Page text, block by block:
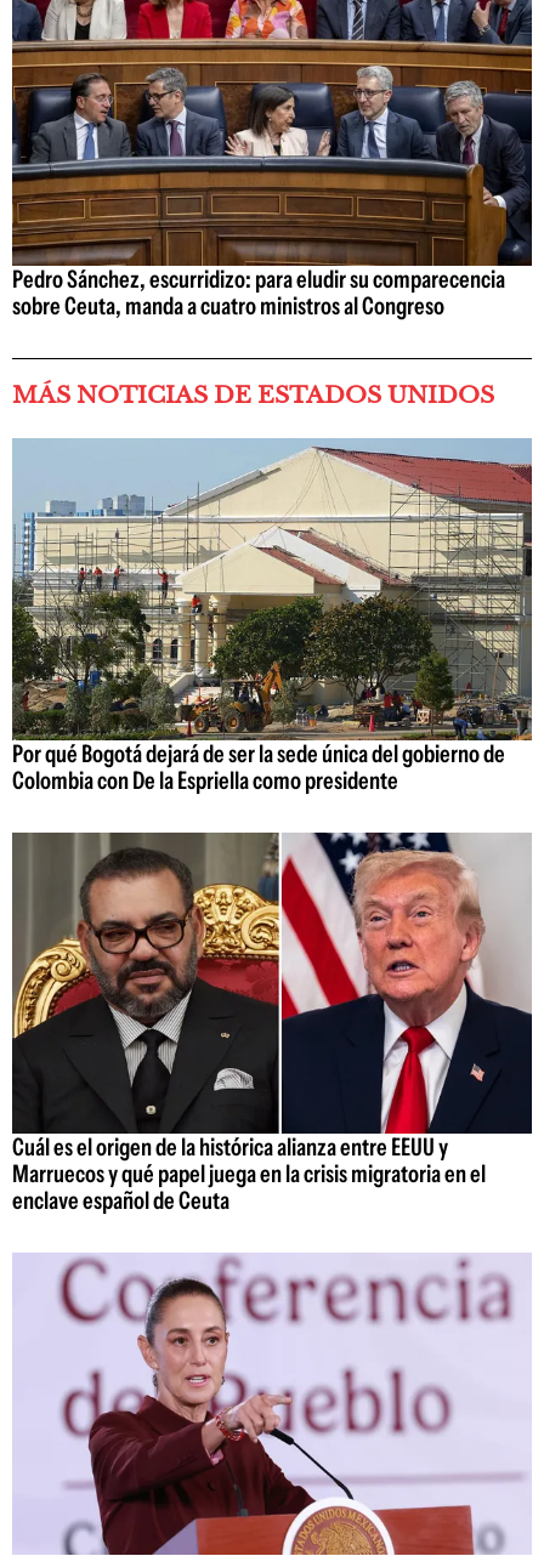
Pedro Sánchez, escurridizo: para eludir su comparecencia
sobre Ceuta, manda a cuatro ministros al Congreso
MÁS NOTICIAS DE ESTADOS UNIDOS
Por qué Bogotá dejará de ser la sede única del gobierno de
Colombia con De la Espriella como presidente
Cuál es el origen de la histórica alianza entre EEUU y
Marruecos y qué papel juega en la crisis migratoria en el
enclave español de Ceuta